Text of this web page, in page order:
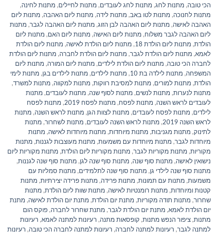
הכי טובה,מתנות לחג,מתנות לחג לעובדים,מתנות לחיילים,מתנות לחינה,
מתנות לחנוכה,מתנות לטו באב,מתנות לידה,מתנות ליום האהבה,מתנות ליום
האהבה לאישה,מתנות ליום האהבה לבן הזוג,מתנות ליום האהבה לגבר,מתנות
ליום האהבה לגבר משלוח,מתנות ליום האישה,מתנות ליום האם,מתנות ליום
הולדת,מתנות ליום הולדת 18 ,מתנות ליום הולדת לאישה,מתנות ליום הולדת
לאמא,מתנות ליום הולדת לגבר,מתנות ליום הולדת לחברה,מתנות ליום הולדת
לחברה הכי טובה,מתנות ליום הולדת לילדים,מתנות ליום המורה,מתנות ליום
המשפחה,מתנות לילדה בת 10 ,מתנות לילדים,מתנות לילדים בגן,מתנות לימי
הולדת,מתנות למורים,מתנות למסיבת רווקות,מתנות למקווה,מתנות למשרד,
מתנות לנערות,מתנות לנשים,מתנות לסוף שנה,מתנות לעובדים,מתנות
לעובדים לראש השנה,מתנות לפסח,מתנות לפסח 2019 ,מתנות לפסח
לילדים,מתנות לפסח לעובדים,מתנות לצוות הגן,מתנות לראש השנה,מתנות
לראש השנה 2019
,מתנות לראש השנה לעובדים,מתנות לשחרור,מתנות
לתינוק,מתנות מגניבות,מתנות מיוחדות,מתנות מיוחדות לאישה,מתנות
מיוחדות לגבר,מתנות מיוחדות עם משמעות,מתנות מעוצבות לגננות,מתנות
מקוריות,מתנות מקוריות לגבר,מתנות מקוריות ליום הולדת,מתנות מקוריות ליום
נישואין לאישה,מתנות סוף שנה,מתנות סוף שנה לגן,מתנות סוף שנה לגננות,
מתנות סוף שנה לילדי גן,מתנות סוף שנה לתלמידים,מתנות סמליות עם
משמעות,מתנות עם תמונות,מתנות פרידה,מתנות פרידה יצירתיות,מתנות
קטנות ומיוחדות,מתנות רומנטיות לאישה,מתנות שוות ליום הולדת,מתנות
שחרור,מתנות תודה מקוריות,מתנת יום הולדת,מתנת יום הולדת לאישה,מתנת
יום הולדת לאמא,מתנת יום הולדת לגבר,מתנת שחרור לחברה,פוקס הום
מתנות,ציפור הנפש מתנות,קופסאות מתנה,רעיונות למתנה לאמא,רעיונות
למתנה לגבר,רעיונות למתנה לחברה,רעיונות למתנה לחברה הכי טובה,רעיונות